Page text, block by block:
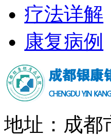
疗法详解
康复病例
地址：成都